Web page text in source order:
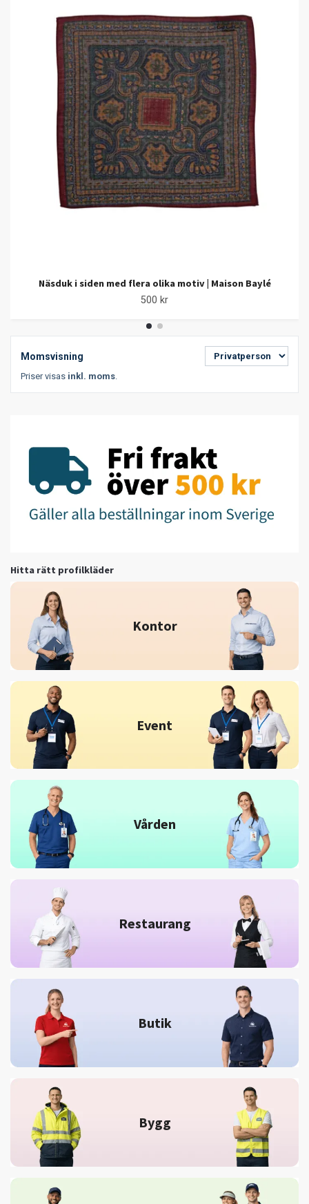
Momsvisning
Priser visas inkl. moms.
Hitta rätt profilkläder
Kontor
Event
Vården
Restaurang
Butik
Bygg
Näsduk i siden med flera olika motiv | Maison Baylé
500 kr